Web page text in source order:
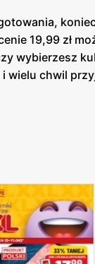
19,99 zł
wybierzesz
wielu chwil